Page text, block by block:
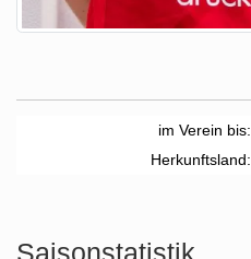
im Verein bis:
Herkunftsland:
Saisonstatistik